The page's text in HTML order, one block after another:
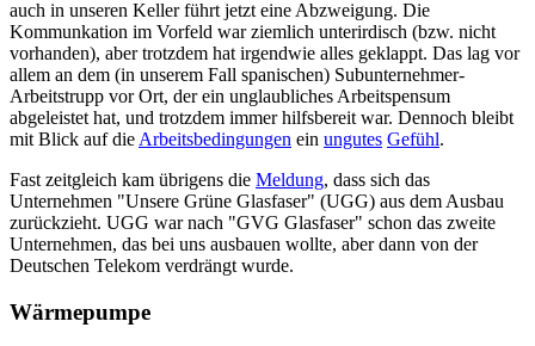
auch in unseren Keller führt jetzt eine Abzweigung. Die
Kommunkation im Vorfeld war ziemlich unterirdisch (bzw. nicht
vorhanden), aber trotzdem hat irgendwie alles geklappt. Das lag vor
allem an dem (in unserem Fall spanischen) Subunternehmer-
Arbeitstrupp vor Ort, der ein unglaubliches Arbeitspensum
abgeleistet hat, und trotzdem immer hilfsbereit war. Dennoch bleibt
mit Blick auf die Arbeitsbedingungen ein ungutes Gefühl.
Fast zeitgleich kam übrigens die Meldung, dass sich das
Unternehmen "Unsere Grüne Glasfaser" (UGG) aus dem Ausbau
zurückzieht. UGG war nach "GVG Glasfaser" schon das zweite
Unternehmen, das bei uns ausbauen wollte, aber dann von der
Deutschen Telekom verdrängt wurde.
Wärmepumpe